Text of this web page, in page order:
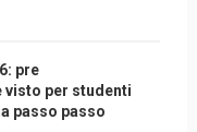
pre
per studenti
passo passo